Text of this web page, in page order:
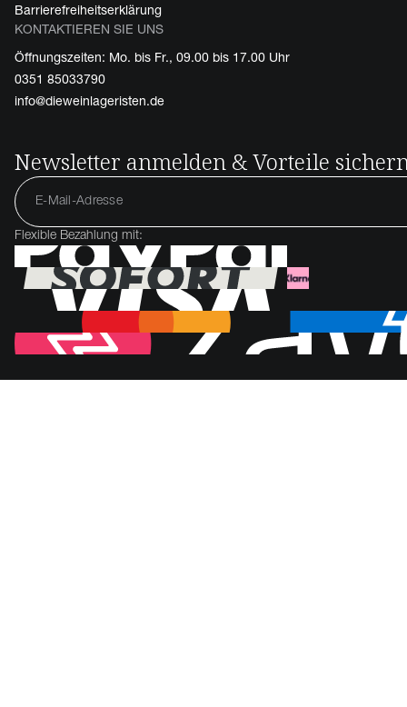
Barrierefreiheitserklärung
KONTAKTIEREN SIE UNS
Öffnungszeiten: Mo. bis Fr., 09.00 bis 17.00 Uhr
0351 85033790
info@dieweinlageristen.de
Newsletter anmelden & Vorteile
Flexible Bezahlung mit: